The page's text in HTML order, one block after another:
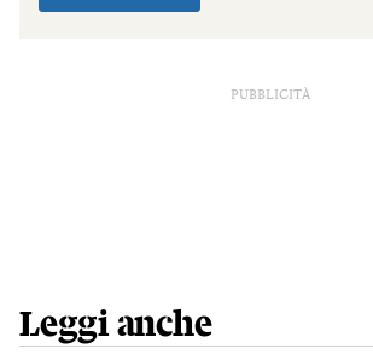
PUBBLICITÀ
Leggi anche